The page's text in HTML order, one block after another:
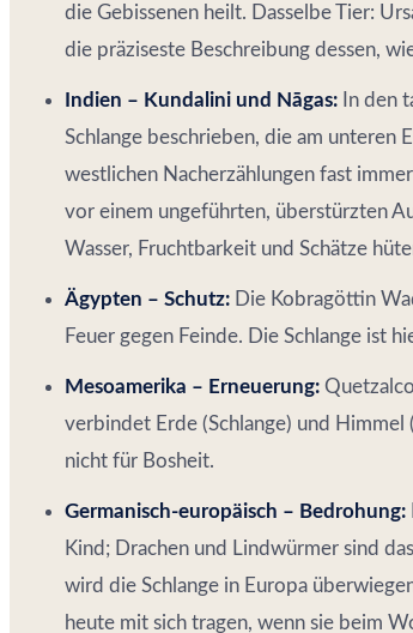
die Gebissenen heilt. Dasselbe Tier:
die präziseste Beschreibung dessen,
Indien – Kundalini und Nāgas: In den
Schlange beschrieben, die am
westlichen Nacherzählungen fast
vor einem ungeführten, überstürzten
Wasser, Fruchtbarkeit und Schätze
Ägypten – Schutz: Die Kobragöttin
Feuer gegen Feinde. Die Schlange ist
Mesoamerika – Erneuerung:
verbindet Erde (Schlange) und Himmel
nicht für Bosheit.
Germanisch-europäisch – Bedrohung:
Kind; Drachen und Lindwürmer sind
wird die Schlange in Europa
heute mit sich tragen, wenn sie beim